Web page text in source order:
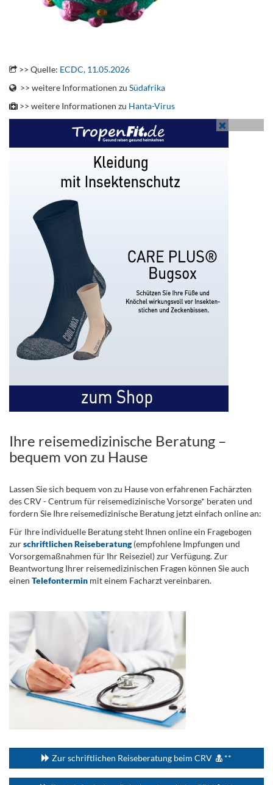
>> Quelle: ECDC, 11.05.2026
>> weitere Informationen zu Südafrika
>> weitere Informationen zu Hanta-Virus
Ihre reisemedizinische Beratung –
bequem von zu Hause
Lassen Sie sich bequem von zu Hause von erfahrenen Fachärzten
des CRV - Centrum für reisemedizinische Vorsorge* beraten und
fordern Sie Ihre reisemedizinische Beratung jetzt einfach online an:
Für Ihre individuelle Beratung steht Ihnen online ein Fragebogen
zurschriftlichen Reiseberatung(empfohlene Impfungen und
Vorsorgemaßnahmen für Ihr Reiseziel) zur Verfügung. Zur
Beantwortung Ihrer reisemedizinischen Fragen können Sie auch
einen Telefontermin mit einem Facharzt vereinbaren.
Zur schriftlichen Reiseberatung beim CRV **